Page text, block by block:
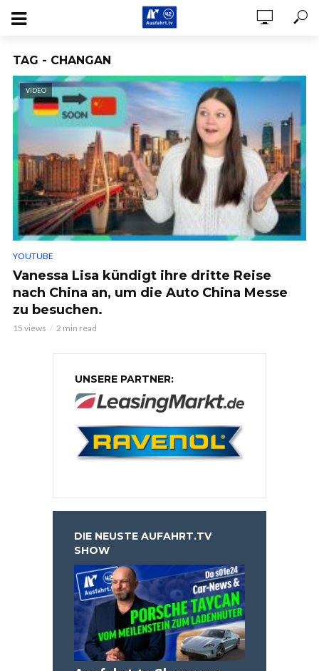
TAG - CHANGAN
VIDEO
YOUTUBE
Vanessa Lisa kündigt ihre dritte Reise
nach China an, um die Auto China Messe
zu besuchen.
15 views 2 min read
UNSERE PARTNER:
DIE NEUSTE AUFAHRT.TV
SHOW